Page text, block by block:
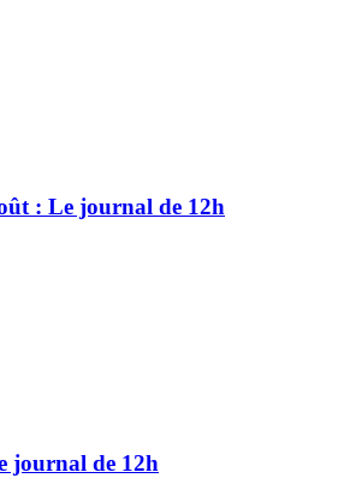
: Le journal de 12h
journal de 12h